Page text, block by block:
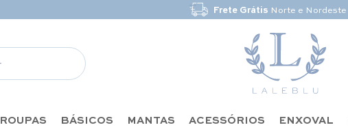
Frete Grátis Norte e Nordeste
ROUPAS BÁSICOS MANTAS ACESSÓRIOS ENXOVAL